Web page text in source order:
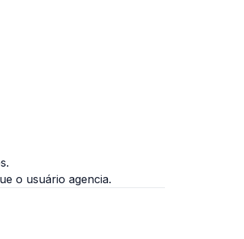
o usuário agencia.